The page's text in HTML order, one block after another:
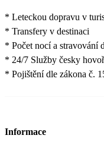
* Leteckou dopravu v
* Transfery v destinaci
* Počet nocí a stravování
* 24/7 Služby česky
* Pojištění dle zákona č.
Informace